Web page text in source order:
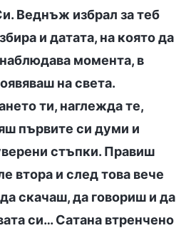
Веднъж избрал за теб
и датата, на която да
момента, в
на света.
ти, наглежда те,
първите си думи и
стъпки. Правиш
втора и след това вече
скачаш, да говориш и да
си… Сатана втренчено